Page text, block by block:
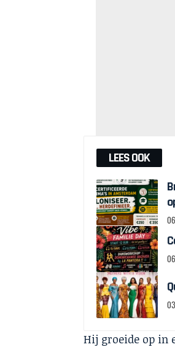
LEES OOK
Hij groeide op in